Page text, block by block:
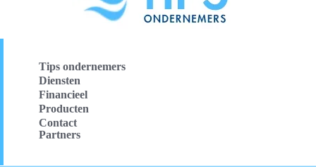
Tips ondernemers
Diensten
Financieel
Producten
Contact
Partners